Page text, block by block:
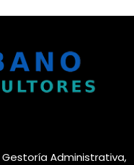
Gestoría Administrativa,